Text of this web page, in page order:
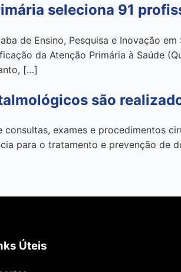
seleciona 91
de Ensino, Pesquisa e Inovação
da Atenção Primária à Saúde
[…]
são
exames e procedimentos
para o tratamento e prevenção
Úteis